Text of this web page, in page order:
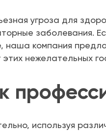
угроза для
заболевания.
компания
нежелательных
используя